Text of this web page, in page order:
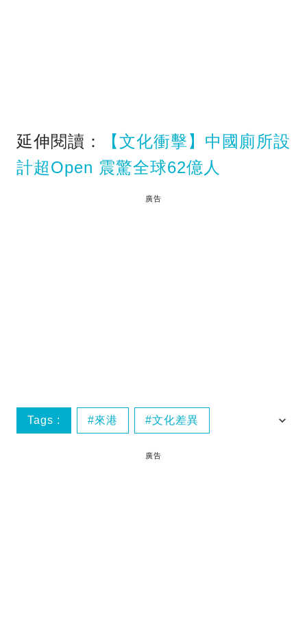
延伸閱讀：
【文化衝擊】中國廁所設
計超Open 震驚全球62億人
廣告
Tags : 來港 文化差異
廣告